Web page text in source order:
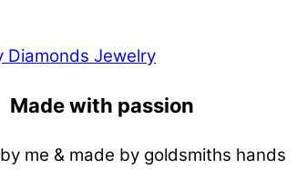
Made with passion
me & made by goldsmiths hands